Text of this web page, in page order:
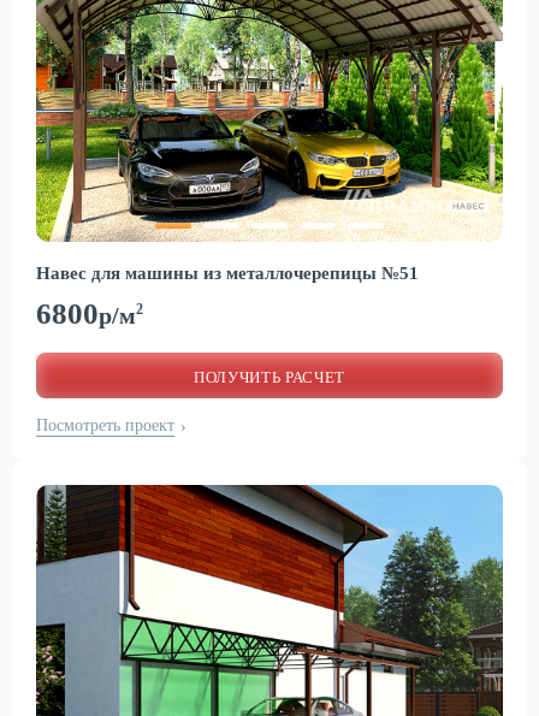
Навес для машины из металлочерепицы №51
6800р/м2
ПОЛУЧИТЬ РАСЧЕТ
Посмотреть проект ›